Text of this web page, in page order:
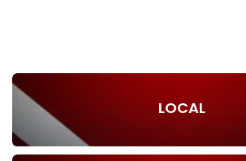
LOCAL